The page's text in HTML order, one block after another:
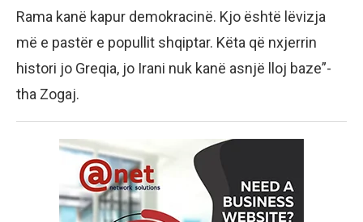
Rama kanë kapur demokracinë. Kjo është lëvizja
më e pastër e popullit shqiptar. Këta që nxjerrin
histori jo Greqia, jo Irani nuk kanë asnjë lloj baze”-
tha Zogaj.